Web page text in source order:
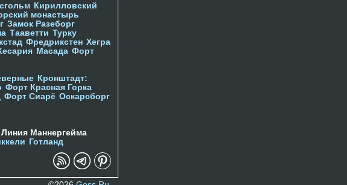
Кирилловский
монастырь
Замок Разеборг
Тааветти Турку
Фредрикстен Хегра
Масада Форт
Кронштадт:
Форт Красная Горка
Форт Сиарё Оскарсборг
Линия Маннергейма
Готланд